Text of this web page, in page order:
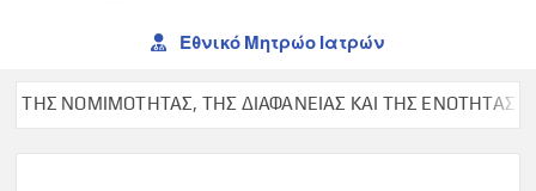
Εθνικό Μητρώο Ιατρών
ΝΟΜΙΜΟΤΗΤΑΣ, ΤΗΣ ΔΙΑΦΑΝΕΙΑΣ ΚΑΙ ΤΗΣ ΕΝΟΤΗΤΑΣ